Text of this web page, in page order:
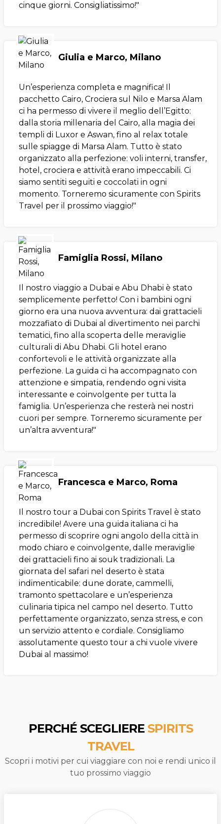
cinque giorni. Consigliatissimo!"
Giulia e Marco, Milano
Un’esperienza completa e magnifica! Il
pacchetto Cairo, Crociera sul Nilo e Marsa Alam
ci ha permesso di vivere il meglio dell’Egitto:
dalla storia millenaria del Cairo, alla magia dei
templi di Luxor e Aswan, fino al relax totale
sulle spiagge di Marsa Alam. Tutto è stato
organizzato alla perfezione: voli interni, transfer,
hotel, crociera e attività erano impeccabili. Ci
siamo sentiti seguiti e coccolati in ogni
momento. Torneremo sicuramente con Spirits
Travel per il prossimo viaggio!"
Famiglia Rossi, Milano
Il nostro viaggio a Dubai e Abu Dhabi è stato
semplicemente perfetto! Con i bambini ogni
giorno era una nuova avventura: dai grattacieli
mozzafiato di Dubai al divertimento nei parchi
tematici, fino alla scoperta delle meraviglie
culturali di Abu Dhabi. Gli hotel erano
confortevoli e le attività organizzate alla
perfezione. La guida ci ha accompagnato con
attenzione e simpatia, rendendo ogni visita
interessante e coinvolgente per tutta la
famiglia. Un’esperienza che resterà nei nostri
cuori per sempre. Torneremo sicuramente per
un’altra avventura!"
Francesca e Marco, Roma
Il nostro tour a Dubai con Spirits Travel è stato
incredibile! Avere una guida italiana ci ha
permesso di scoprire ogni angolo della città in
modo chiaro e coinvolgente, dalle meraviglie
dei grattacieli fino ai souk tradizionali. La
giornata del safari nel deserto è stata
indimenticabile: dune dorate, cammelli,
tramonto spettacolare e un’esperienza
culinaria tipica nel campo nel deserto. Tutto
perfettamente organizzato, senza stress, e con
un servizio attento e cordiale. Consigliamo
assolutamente questo tour a chi vuole vivere
Dubai al massimo!
PERCHÉ SCEGLIERE SPIRITS
TRAVEL
Scopri i motivi per cui viaggiare con noi e rendi unico il
tuo prossimo viaggio